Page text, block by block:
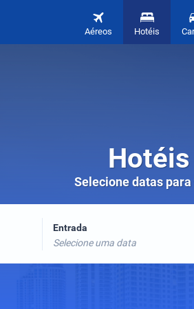
Aéreos Hotéis
Selecione datas
Entrada
Selecione uma data